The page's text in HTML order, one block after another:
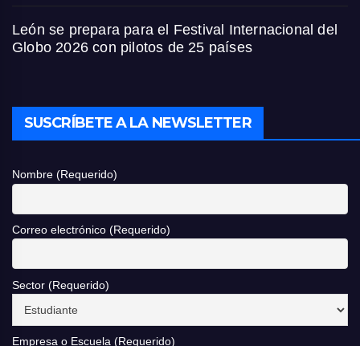
León se prepara para el Festival Internacional del
Globo 2026 con pilotos de 25 países
SUSCRÍBETE A LA NEWSLETTER
Nombre (Requerido)
Correo electrónico (Requerido)
Sector (Requerido)
Empresa o Escuela (Requerido)